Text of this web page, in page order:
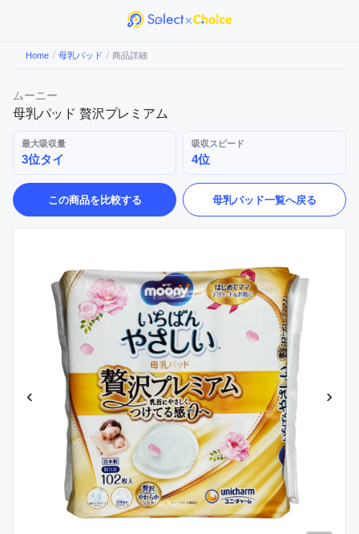
Home / 母乳パッド / 商品詳細
ムーニー
母乳パッド 贅沢プレミアム
最大吸収量
3位タイ
吸収スピード
4位
この商品を比較する 母乳パッド一覧へ戻る
‹ ›